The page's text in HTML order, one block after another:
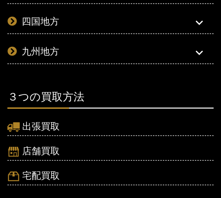
四国地方
九州地方
３つの買取方法
出張買取
店舗買取
宅配買取